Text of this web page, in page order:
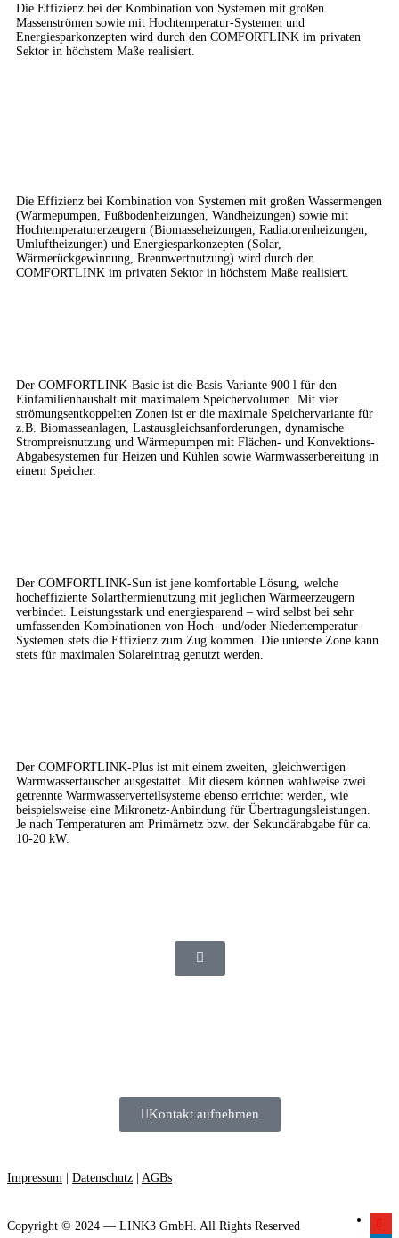
Die Effizienz bei der Kombination von Systemen mit großen
Massenströmen sowie mit Hochtemperatur-Systemen und
Energiesparkonzepten wird durch den COMFORTLINK im privaten
Sektor in höchstem Maße realisiert.
Die Effizienz bei Kombination von Systemen mit großen Wassermengen
(Wärmepumpen, Fußbodenheizungen, Wandheizungen) sowie mit
Hochtemperaturerzeugern (Biomasseheizungen, Radiatorenheizungen,
Umluftheizungen) und Energiesparkonzepten (Solar,
Wärmerückgewinnung, Brennwertnutzung) wird durch den
COMFORTLINK im privaten Sektor in höchstem Maße realisiert.
Der COMFORTLINK-Basic ist die Basis-Variante 900 l für den
Einfamilienhaushalt mit maximalem Speichervolumen. Mit vier
strömungsentkoppelten Zonen ist er die maximale Speichervariante für
z.B. Biomasseanlagen, Lastausgleichsanforderungen, dynamische
Strompreisnutzung und Wärmepumpen mit Flächen- und Konvektions-
Abgabesystemen für Heizen und Kühlen sowie Warmwasserbereitung in
einem Speicher.
Der COMFORTLINK-Sun ist jene komfortable Lösung, welche
hocheffiziente Solarthermienutzung mit jeglichen Wärmeerzeugern
verbindet. Leistungsstark und energiesparend – wird selbst bei sehr
umfassenden Kombinationen von Hoch- und/oder Niedertemperatur-
Systemen stets die Effizienz zum Zug kommen. Die unterste Zone kann
stets für maximalen Solareintrag genutzt werden.
Der COMFORTLINK-Plus ist mit einem zweiten, gleichwertigen
Warmwassertauscher ausgestattet. Mit diesem können wahlweise zwei
getrennte Warmwasserverteilsysteme ebenso errichtet werden, wie
beispielsweise eine Mikronetz-Anbindung für Übertragungsleistungen.
Je nach Temperaturen am Primärnetz bzw. der Sekundärabgabe für ca.
10-20 kW.
Kontakt aufnehmen
Impressum Datenschutz AGBs
Copyright © 2024 — LINK3 GmbH. All Rights Reserved